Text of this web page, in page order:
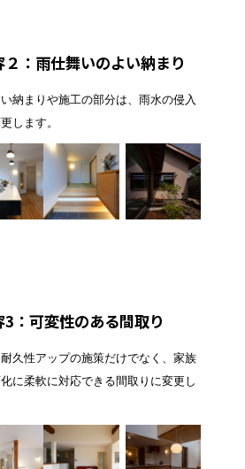
：雨仕舞いのよい納まり
納まりや施工の部分は、雨水の侵入
します。
：可変性のある間取り
久性アップの施策だけでなく、家族
に柔軟に対応できる間取りに変更し